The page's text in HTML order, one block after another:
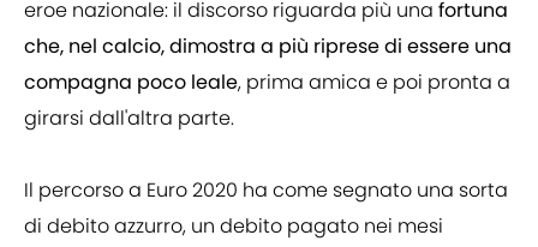
eroe nazionale: il discorso riguarda più una fortuna
che, nel calcio, dimostra a più riprese di essere una
compagna poco leale, prima amica e poi pronta a
girarsi dall'altra parte.
Il percorso a Euro 2020 ha come segnato una sorta
di debito azzurro, un debito pagato nei mesi